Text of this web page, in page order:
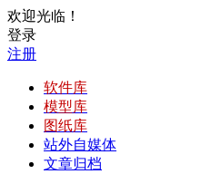
欢迎光临！
登录
注册
软件库
模型库
图纸库
站外自媒体
文章归档